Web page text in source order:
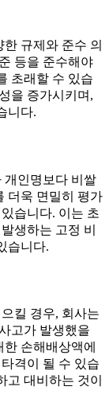
규제와 준수 의
등을 준수해야
초래할 수 있습
을 증가시키며,
니다.
개인명보다 비쌀
더욱 면밀히 평가
습니다. 이는 초
생하는 고정 비
습니다.
킬 경우, 회사는
고가 발생했을
손해배상액에
격이 될 수 있습
대비하는 것이